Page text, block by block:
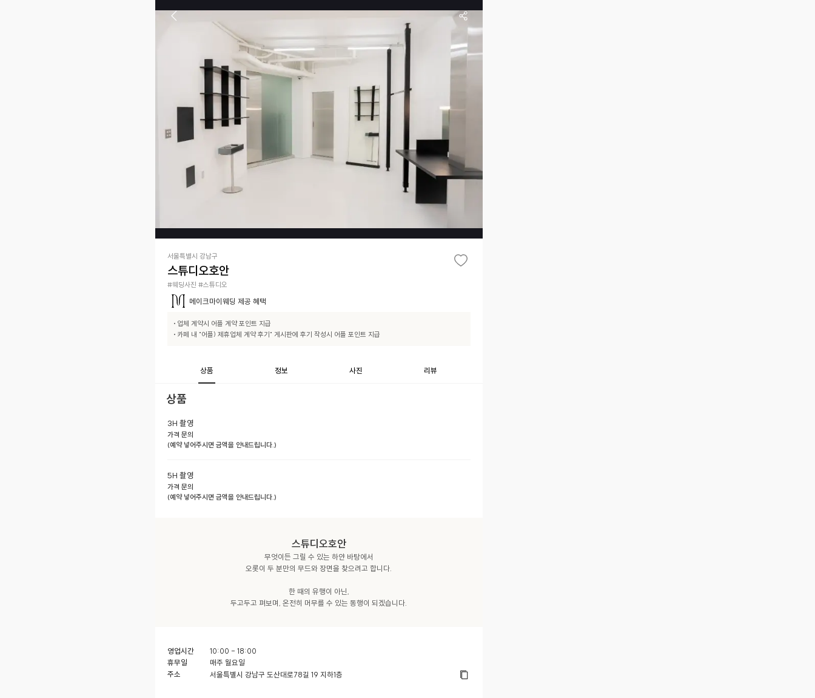
서울특별시 강남구
스튜디오호안
#웨딩사진 #스튜디오
메이크마이웨딩 제공 혜택
• 업체 계약시 어플 계약 포인트 지급
• 카페 내 "어플) 제휴업체 계약 후기" 게시판에 후기 작성시 어플 포인트 지급
상품 정보 사진 리뷰
상품
3H 촬영
가격 문의
(예약 넣어주시면 금액을 안내드립니다.)
5H 촬영
가격 문의
(예약 넣어주시면 금액을 안내드립니다.)
스튜디오호안
무엇이든 그릴 수 있는 하얀 바탕에서
오롯이 두 분만의 무드와 장면을 찾으려고 합니다.
한 때의 유행이 아닌,
두고두고 펴보며, 온전히 머무를 수 있는 동행이 되겠습니다.
영업시간
10:00 - 18:00
휴무일
매주 월요일
주소
서울특별시 강남구 도산대로78길 19 지하1층